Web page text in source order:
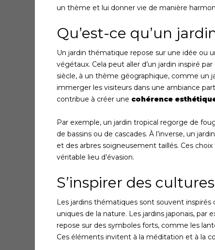
un thème et lui donner vie de manière
Qu’est-ce qu’un
Un jardin thématique repose sur une idée ou
végétaux. Cela peut aller d’un jardin inspiré
siècle, à un thème géographique, comme un
immerger les visiteurs dans une ambiance
contribue à créer une cohérence
Par exemple, un jardin tropical regorge de
de bassins ou de cascades. À l’inverse, un
et des arbres soigneusement taillés. Ces
véritable lieu d’évasion.
S’inspirer des
Les jardins thématiques sont souvent inspirés
uniques de la nature. Les jardins japonais,
repose sur des symboles forts, comme les
Ces éléments invitent à la méditation et à la